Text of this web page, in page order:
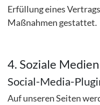
Erfüllung eines
Maßnahmen gestattet.
4. Soziale Medien
Social-Media-
Auf unseren Seiten